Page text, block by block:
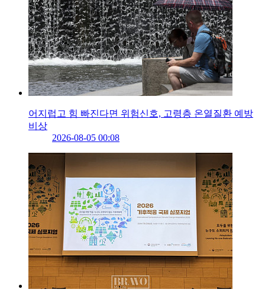
어지럽고 힘 빠진다면 위험신호, 고령층 온열질환 예방
비상
2026-08-05 00:08